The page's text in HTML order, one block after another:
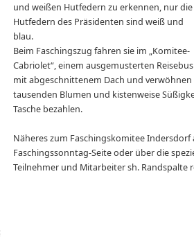
und weißen Hutfedern zu erkennen, nur die
Hutfedern des Präsidenten sind weiß und
blau.
Beim Faschingszug fahren sie im „Komitee-
Cabriolet“, einem ausgemusterten Reisebus
mit abgeschnittenem Dach und
tausenden Blumen und kistenweise
Tasche bezahlen.
Näheres zum Faschingskomitee Indersdorf
Faschingssonntag-Seite oder über die
Teilnehmer und Mitarbeiter sh. Randspalte